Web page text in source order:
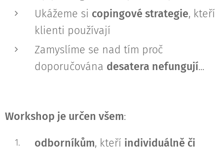
Ukážeme si copingové strategie, kteří
klienti používají
Zamyslíme se nad tím proč
doporučována desatera nefungují...
Workshop je určen všem:
odborníkům, kteří individuálně či